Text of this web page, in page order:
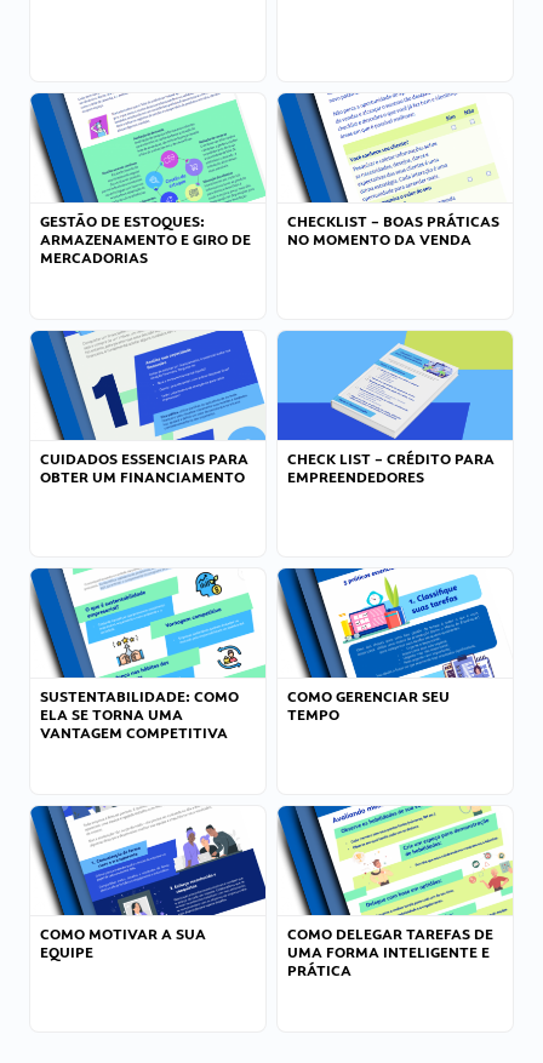
GESTÃO DE ESTOQUES:
ARMAZENAMENTO E GIRO DE
MERCADORIAS
CHECKLIST – BOAS PRÁTICAS
NO MOMENTO DA VENDA
CUIDADOS ESSENCIAIS PARA
OBTER UM FINANCIAMENTO
CHECK LIST – CRÉDITO PARA
EMPREENDEDORES
SUSTENTABILIDADE: COMO
ELA SE TORNA UMA
VANTAGEM COMPETITIVA
COMO GERENCIAR SEU
TEMPO
COMO MOTIVAR A SUA
EQUIPE
COMO DELEGAR TAREFAS DE
UMA FORMA INTELIGENTE E
PRÁTICA